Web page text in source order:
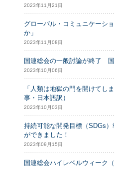
2023年11月21日
グローバル・コミュニケーシ
か」
2023年11月08日
国連総会の一般討論が終了 国
2023年10月06日
「人類は地獄の門を開けてし
事・日本語訳）
2023年10月03日
持続可能な開発目標（SDGs
ができました！
2023年09月15日
国連総会ハイレベルウィー